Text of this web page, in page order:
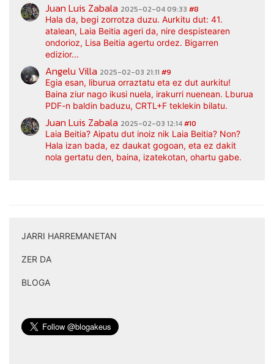
Juan Luis Zabala 2025-02-04 09:33 #8
Hala da, begi zorrotza duzu. Aurkitu dut: 41.
atalean, Laia Beitia ageri da, nire despistearen
ondorioz, Lisa Beitia agertu ordez. Bigarren
edizior...
Angelu Villa 2025-02-03 21:11 #9
Egia esan, liburua orraztatu eta ez dut aurkitu!
Baina ziur nago ikusi nuela, irakurri nuenean. Lburua
PDF-n baldin baduzu, CRTL+F teklekin bilatu.
Juan Luis Zabala 2025-02-03 12:14#10
Laia Beitia? Aipatu dut inoiz nik Laia Beitia? Non?
Hala izan bada, ez daukat gogoan, eta ez dakit
nola gertatu den, baina, izatekotan, ohartu gabe.
JARRI HARREMANETAN
ZER DA
BLOGA